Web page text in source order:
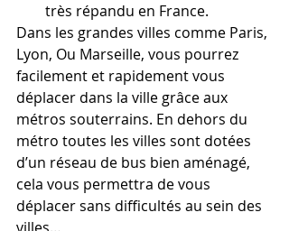
très répandu en France.
Dans les grandes villes comme Paris,
Lyon, Ou Marseille, vous pourrez
facilement et rapidement vous
déplacer dans la ville grâce aux
métros souterrains. En dehors du
métro toutes les villes sont dotées
d’un réseau de bus bien aménagé,
cela vous permettra de vous
déplacer sans difficultés au sein des